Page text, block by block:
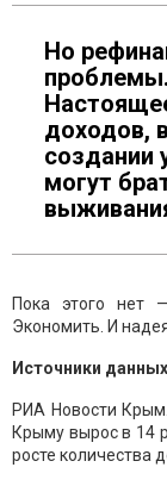
Но
доходов,
создании
могут
Пока этого нет
Экономить. И
Источники
РИА Новости
Крыму вырос в 14
росте количества